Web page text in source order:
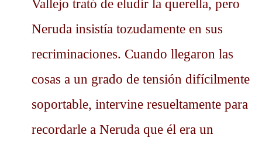
Vallejo trató de eludir la querella, pero
Neruda insistía tozudamente en sus
recriminaciones. Cuando llegaron las
cosas a un grado de tensión difícilmente
soportable, intervine resueltamente para
recordarle a Neruda que él era un